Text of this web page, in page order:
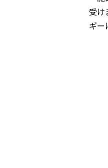
受け
ギー